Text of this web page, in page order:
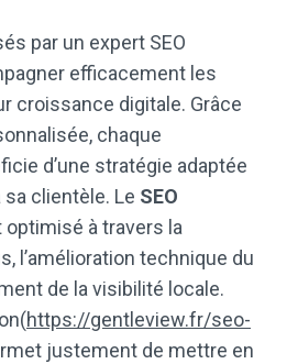
par un expert SEO
efficacement les
croissance digitale. Grâce
chaque
d’une stratégie adaptée
clientèle. Le SEO
optimisé à travers la
l’amélioration technique du
de la visibilité locale.
https://gentleview.fr/seo-
justement de mettre en